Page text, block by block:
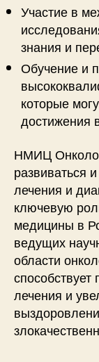
Участие в
знания и
Обучение и
которые
достижения
НМИЦ
развиваться
лечения и
ключевую
медицины в
ведущих
области
лечения и